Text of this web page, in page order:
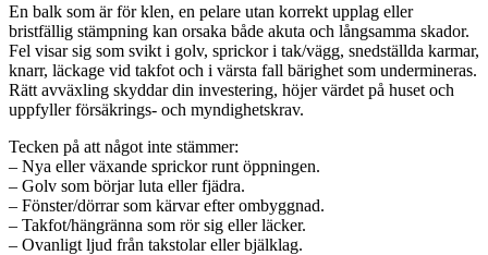
En balk som är för klen, en pelare utan korrekt upplag eller
bristfällig stämpning kan orsaka både akuta och långsamma skador.
Fel visar sig som svikt i golv, sprickor i tak/vägg, snedställda karmar,
knarr, läckage vid takfot och i värsta fall bärighet som undermineras.
Rätt avväxling skyddar din investering, höjer värdet på huset och
uppfyller försäkrings- och myndighetskrav.
Tecken på att något inte stämmer:
– Nya eller växande sprickor runt öppningen.
– Golv som börjar luta eller fjädra.
– Fönster/dörrar som kärvar efter ombyggnad.
– Takfot/hängränna som rör sig eller läcker.
– Ovanligt ljud från takstolar eller bjälklag.